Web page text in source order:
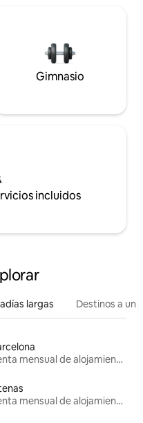
Gimnasio
incluidos
largas Destinos a un
Renta mensual de alojamientos
Renta mensual de alojamientos